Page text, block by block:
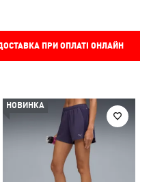
ПРИ ОПЛАТІ ОНЛАЙН
НОВИНКА